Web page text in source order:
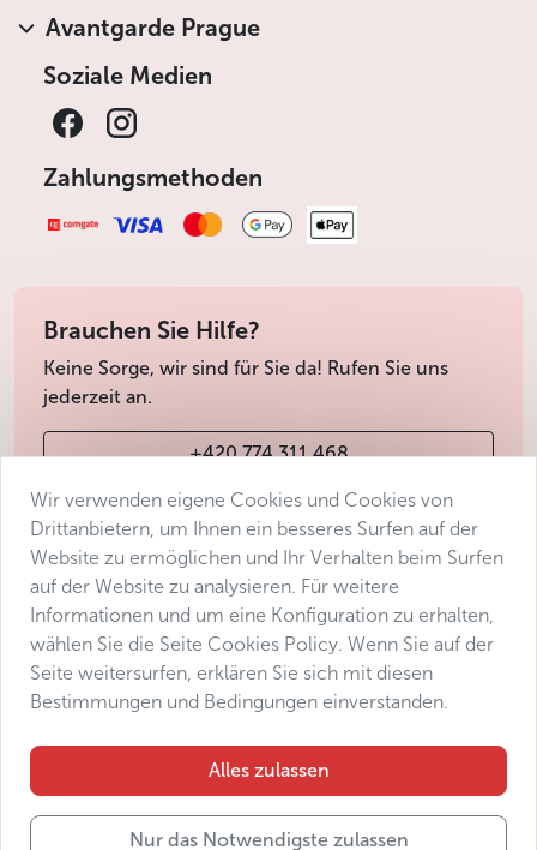
Avantgarde Prague
Soziale Medien
Zahlungsmethoden
Brauchen Sie Hilfe?
Keine Sorge, wir sind für Sie da! Rufen Sie uns
jederzeit an.
+420 774 311 468
info@avantgarde-prague.cz
Geschäftsbedingungen
Datenschutz
Barrierefreiheitserklärung
Manage consent
Wir verwenden eigene Cookies und Cookies von
Drittanbietern, um Ihnen ein besseres Surfen auf der
Website zu ermöglichen und Ihr Verhalten beim Surfen
auf der Website zu analysieren. Für weitere
Informationen und um eine Konfiguration zu erhalten,
wählen Sie die Seite Cookies Policy. Wenn Sie auf der
Seite weitersurfen, erklären Sie sich mit diesen
Bestimmungen und Bedingungen einverstanden.
Alles zulassen
Nur das Notwendigste zulassen